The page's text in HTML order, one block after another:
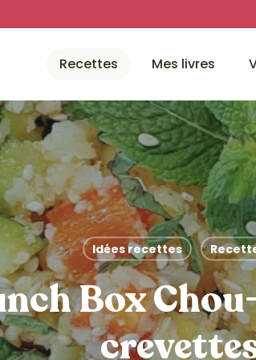
Recettes Mes livres
Idées recettes
Box